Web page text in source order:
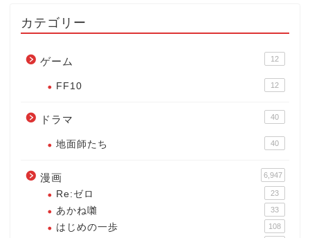
カテゴリー
ゲーム 12
FF10 12
ドラマ 40
地面師たち 40
漫画 6,947
Re:ゼロ 23
あかね囃 33
はじめの一歩 108